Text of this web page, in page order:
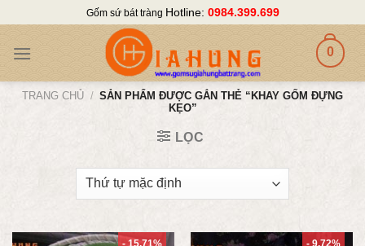
content
Gốm sứ bát tràng Hotline: 0984.399.699
0
TRANG CHỦ / SẢN PHẨM ĐƯỢC GẮN THẺ “KHAY GỐM ĐỰNG
KẸO”
LỌC
- 15.71% - 9.72%